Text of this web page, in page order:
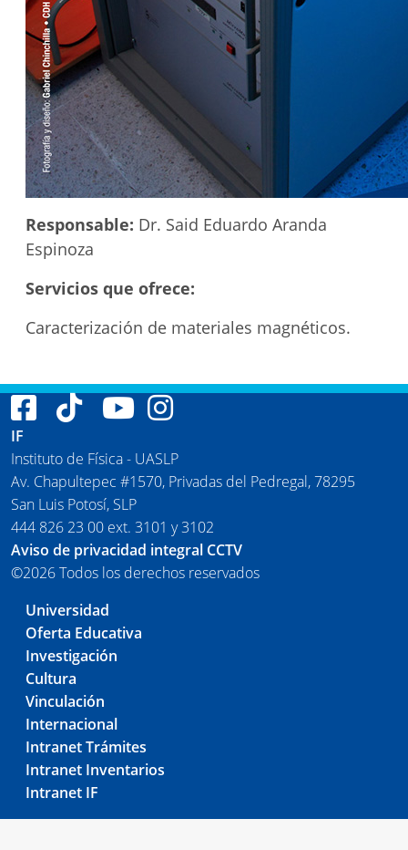
Responsable: Dr. Said Eduardo Aranda
Espinoza
Servicios que ofrece:
Caracterización de materiales magnéticos.
IF
Instituto de Física - UASLP
Av. Chapultepec #1570, Privadas del Pedregal, 78295
San Luis Potosí, SLP
444 826 23 00 ext. 3101 y 3102
Aviso de privacidad integral CCTV
©2026 Todos los derechos reservados
Universidad
Oferta Educativa
Investigación
Cultura
Vinculación
Internacional
Intranet Trámites
Intranet Inventarios
Intranet IF